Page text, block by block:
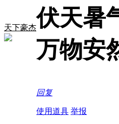
天下豪杰伏天暑
万物安
回复
使用道具 举报